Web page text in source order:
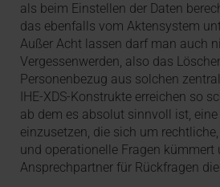
als beim Einstellen der Daten
das ebenfalls vom Aktensystem
Außer Acht lassen darf man auch
Vergessenwerden, also das
Personenbezug aus solchen
IHE-XDS-Konstrukte erreichen so
ab dem es absolut sinnvoll ist,
einzusetzen, die sich um
und operationelle Fragen kümmert
Ansprechpartner für Rückfragen